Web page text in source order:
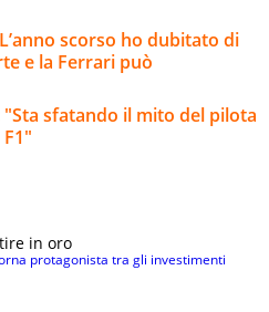
scorso ho dubitato di
e la Ferrari può
sfatando il mito del pilota
in oro
protagonista tra gli investimenti